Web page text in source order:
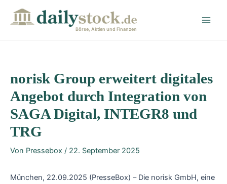
Börse, Aktien und Finanzen
norisk Group erweitert digitales
Angebot durch Integration von
SAGA Digital, INTEGR8 und
TRG
Von Pressebox / 22. September 2025
München, 22.09.2025 (PresseBox) – Die norisk GmbH, eine